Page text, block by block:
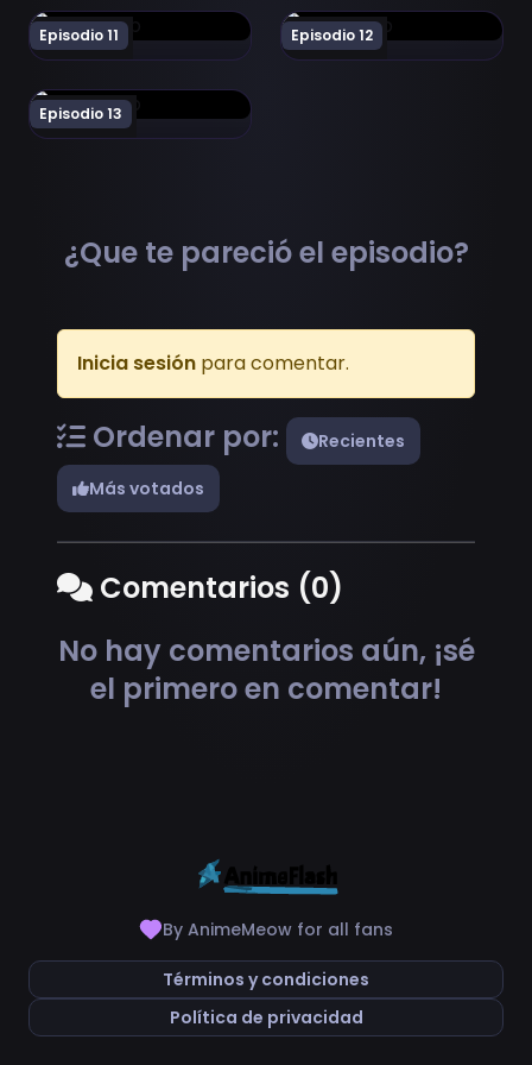
Episodio 11
Ver Shadows House Episodio 11Episodio 12
Ver Shadows House
Episodio 13
Ver Shadows House Episodio 13
¿Que te pareció el episodio?
Inicia sesión para comentar.
Ordenar por:
Recientes
Más votados
Comentarios (0)
No hay comentarios aún, ¡sé
el primero en comentar!
By AnimeMeow for all fans
Términos y condiciones
Política de privacidad